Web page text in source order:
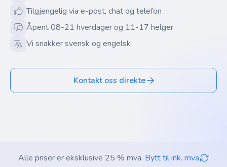
Tilgjengelig via e-post, chat og telefon
Åpent 08-21 hverdager og 11-17 helger
Vi snakker svensk og engelsk
Kontakt oss direkte
Alle priser er eksklusive 25 % mva. Bytt til ink. mva